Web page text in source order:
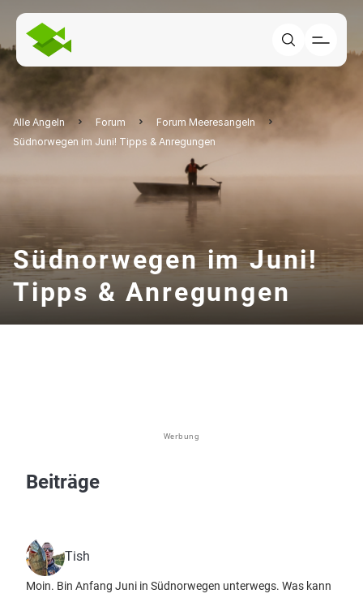
Alle Angeln Forum
Forum Meeresangeln
Südnorwegen im Juni! Tipps & Anregungen
Südnorwegen im Juni!
Tipps & Anregungen
Werbung
Beiträge
Tish
Moin. Bin Anfang Juni in Südnorwegen unterwegs. Was kann